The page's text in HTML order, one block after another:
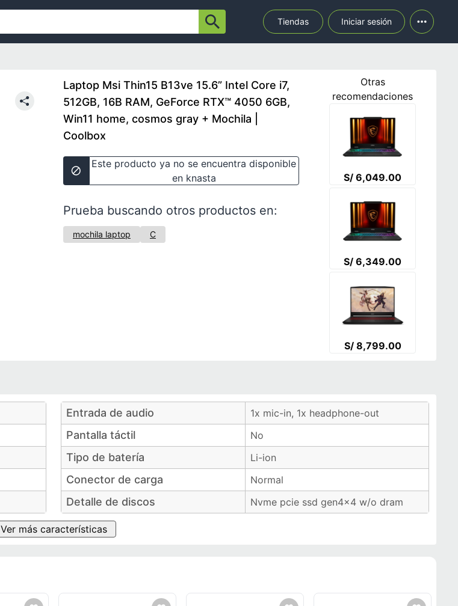
Tiendas Iniciar sesión
Laptop Msi Thin15 B13ve 15.6” Intel Core i7,
512GB, 16B RAM, GeForce RTX™ 4050 6GB,
Win11 home, cosmos gray + Mochila |
Coolbox
Este producto ya no se encuentra disponible
en knasta
Prueba buscando otros productos en:
mochila laptop C
Otras
recomendaciones
S/ 6,049.00
S/ 6,349.00
S/ 8,799.00
Entrada de audio 1x mic-in, 1x headphone-out
Pantalla táctil No
Tipo de batería Li-ion
Conector de carga Normal
Detalle de discos Nvme pcie ssd gen4x4 w/o dram
Ver más características